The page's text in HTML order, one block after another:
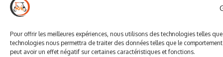
Pour offrir les meilleures expériences, nous utilisons des technologies telles
technologies nous permettra de traiter des données telles que le
peut avoir un effet négatif sur certaines caractéristiques et fonctions.